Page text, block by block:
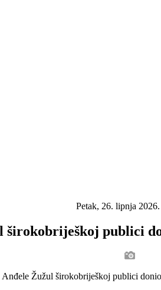
Petak, 26. lipnja 2026.
širokobriješkoj publici